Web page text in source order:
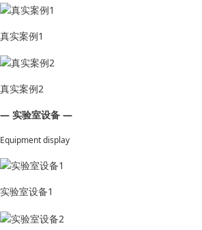
真实案例1
真实案例2
— 实验室设备 —
Equipment display
实验室设备1